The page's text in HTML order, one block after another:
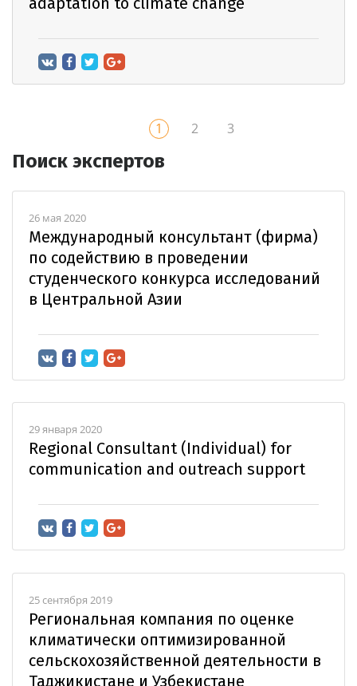
1 2 3
Поиск экспертов
26 мая 2020
Международный консультант (фирма)
по содействию в проведении
студенческого конкурса исследований
в Центральной Азии
29 января 2020
Regional Consultant (Individual) for
communication and outreach support
25 сентября 2019
Региональная компания по оценке
климатически оптимизированной
сельскохозяйственной деятельности в
Таджикистане и Узбекистане